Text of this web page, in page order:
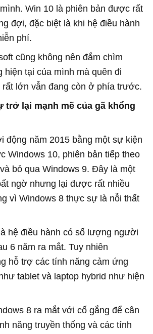
Win 10 là phiên bản được rất
đợi, đặc biệt là khi hệ điều hành
phí.
cũng không nên đắm chìm
hiện tại của mình mà quên đi
rất lớn vẫn đang còn ở phía trước.
trở lại mạnh mẽ của gã khổng
động năm 2015 bằng một sự kiện
Windows 10, phiên bản tiếp theo
bỏ qua Windows 9. Đây là một
ngờ nhưng lại được rất nhiều
vì Windows 8 thực sự là nỗi thất
hệ điều hành có số lượng người
6 năm ra mắt. Tuy nhiên
hỗ trợ các tính năng cảm ứng
tablet và laptop hybrid như hiện
8 ra mắt với cố gắng để cân
năng truyền thống và các tính